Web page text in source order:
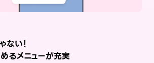
ない！
るメニューが充実